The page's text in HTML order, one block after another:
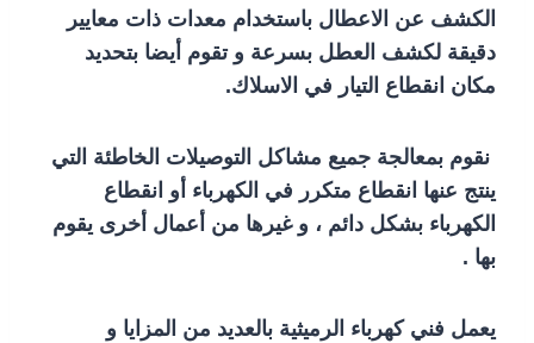
الكشف عن الاعطال باستخدام معدات ذات معايير
دقيقة لكشف العطل بسرعة و تقوم أيضا بتحديد
مكان انقطاع التيار في الاسلاك.
نقوم بمعالجة جميع مشاكل التوصيلات الخاطئة التي
ينتج عنها انقطاع متكرر في الكهرباء أو انقطاع
الكهرباء بشكل دائم ، و غيرها من أعمال أخرى يقوم
بها .
يعمل فني كهرباء الرميثية بالعديد من المزايا و